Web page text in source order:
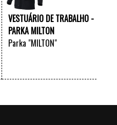
VESTUÁRIO DE TRABALHO -
PARKA MILTON
Parka "MILTON"